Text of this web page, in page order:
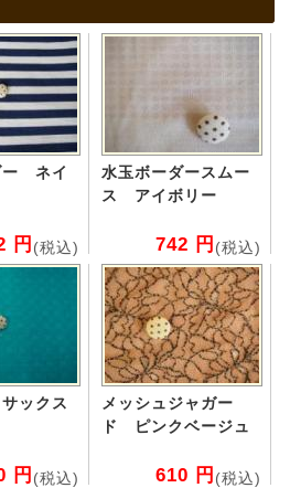
ー ネイ
円 (税込)
水玉ボーダースムー
ス アイボリー
742 円 (税込)
ックス
円 (税込)
メッシュジャガー
ド ピンクベージュ
610 円 (税込)